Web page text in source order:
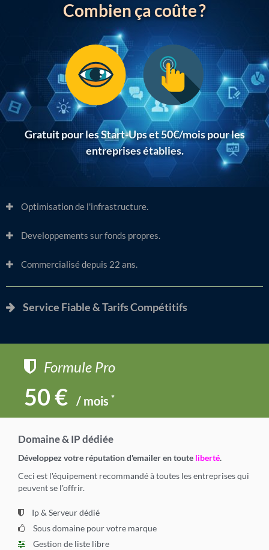
Combien ça coûte?
Gratuit pour les Start-Ups et 50€/mois pour les
entreprises établies.
Optimisation de l'infrastructure.
Developpements sur fonds propres.
Commercialisé depuis 22 ans.
Service Fiable & Tarifs Compétitifs
Formule Pro
50 € / mois *
Domaine & IP dédiée
Développez votre réputation d'emailer en toute liberté.
Ceci est l'équipement recommandé à toutes les entreprises qui
peuvent se l'offrir.
Ip & Serveur dédié
Sous domaine pour votre marque
Gestion de liste libre